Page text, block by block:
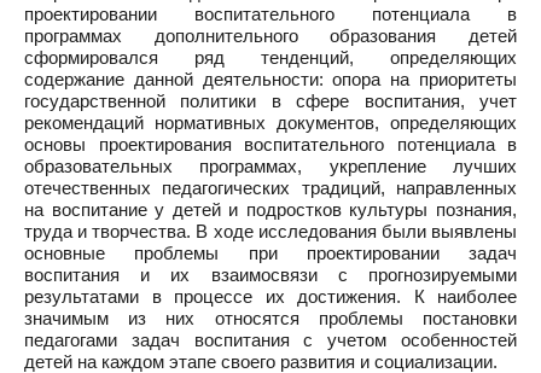
проектировании воспитательного потенциала в
программах дополнительного образования детей
сформировался ряд тенденций, определяющих
содержание данной деятельности: опора на приоритеты
государственной политики в сфере воспитания, учет
рекомендаций нормативных документов, определяющих
основы проектирования воспитательного потенциала в
образовательных программах, укрепление лучших
отечественных педагогических традиций, направленных
на воспитание у детей и подростков культуры познания,
труда и творчества. В ходе исследования были выявлены
основные проблемы при проектировании задач
воспитания и их взаимосвязи с прогнозируемыми
результатами в процессе их достижения. К наиболее
значимым из них относятся проблемы постановки
педагогами задач воспитания с учетом особенностей
детей на каждом этапе своего развития и социализации.